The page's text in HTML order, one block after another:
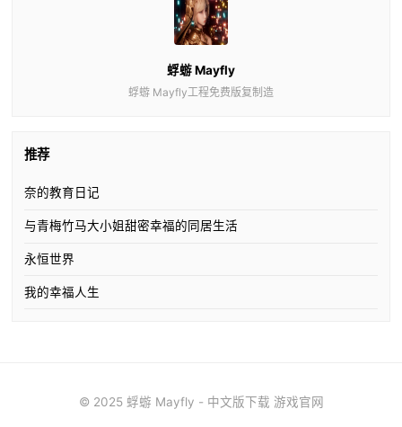
蜉蝣 Mayfly
蜉蝣 Mayfly工程免费版复制造
推荐
奈的教育日记
与青梅竹马大小姐甜密幸福的同居生活
永恒世界
我的幸福人生
© 2025 蜉蝣 Mayfly - 中文版下载 游戏官网